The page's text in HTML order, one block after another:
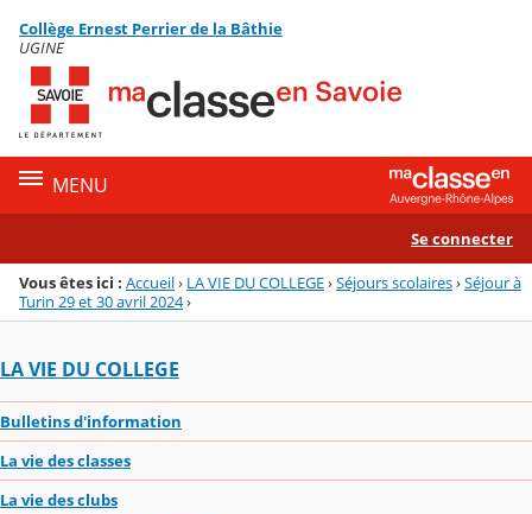
Menu de la rubrique
Contenu
Collège Ernest Perrier de la Bâthie
UGINE
MENU
Se connecter
Vous êtes ici : Accueil› LA VIE DU COLLEGE›Séjours scolaires›Séjour à
Turin 29 et 30 avril 2024›
LA VIE DU COLLEGE
Bulletins d'information
La vie des classes
La vie des clubs